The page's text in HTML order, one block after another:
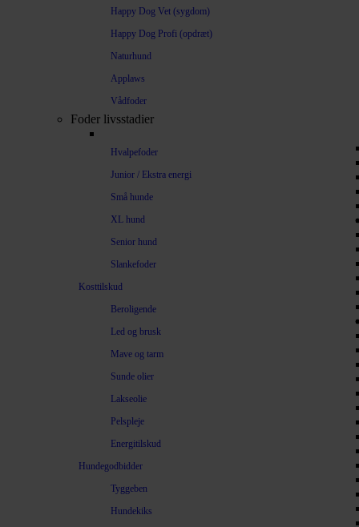
Happy Dog Vet (sygdom)
Happy Dog Profi (opdræt)
Naturhund
Applaws
Vådfoder
Foder livsstadier
Hvalpefoder
Junior / Ekstra energi
Små hunde
XL hund
Senior hund
Slankefoder
Kosttilskud
Beroligende
Led og brusk
Mave og tarm
Sunde olier
Lakseolie
Pelspleje
Energitilskud
Hundegodbidder
Tyggeben
Hundekiks